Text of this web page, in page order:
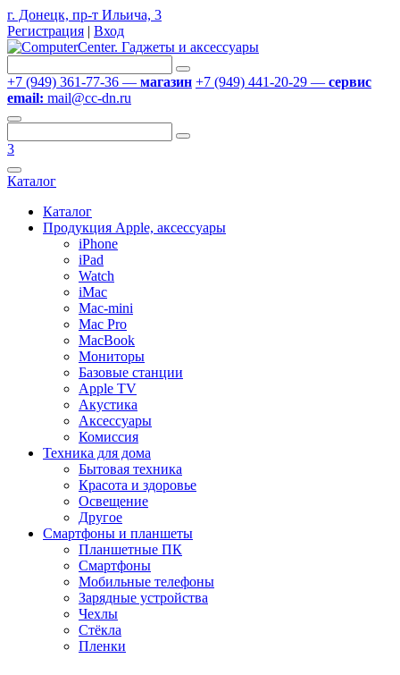
г. Донецк, пр-т Ильича, 3
Регистрация | Вход
+7 (949) 361-77-36 — магазин +7 (949) 441-20-29 — сервис
email: mail@cc-dn.ru
3
Каталог
Каталог
Продукция Apple, аксессуары
iPhone
iPad
Watch
iMac
Mac-mini
Mac Pro
MacBook
Мониторы
Базовые станции
Apple TV
Акустика
Аксессуары
Комиссия
Техника для дома
Бытовая техника
Красота и здоровье
Освещение
Другое
Смартфоны и планшеты
Планшетные ПК
Смартфоны
Мобильные телефоны
Зарядные устройства
Чехлы
Стёкла
Пленки